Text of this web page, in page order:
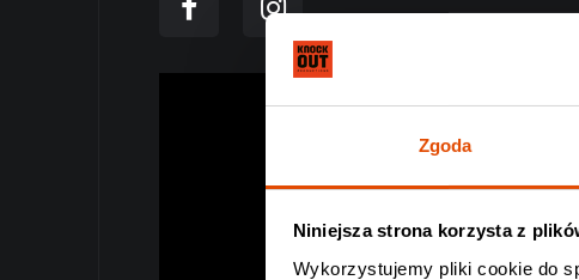
Zgoda
Niniejsza strona korzysta z
Wykorzystujemy pliki cookie do